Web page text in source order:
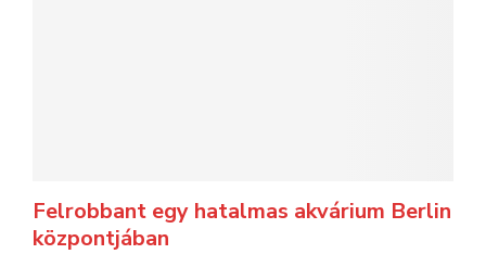
Felrobbant egy hatalmas akvárium Berlin
központjában